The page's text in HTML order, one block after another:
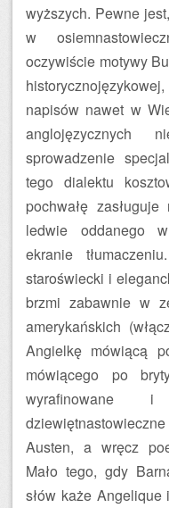
wyższych. Pewne
w
oczywiście motywy
napisów nawet w
anglojęzycznych
sprowadzenie
tego dialektu
pochwałę
ledwie oddanego
ekranie
staroświecki i
brzmi zabawnie w
amerykańskich
Angielkę mówiącą
mówiącego po
Austen, a wręcz
Mało tego, gdy
słów każe